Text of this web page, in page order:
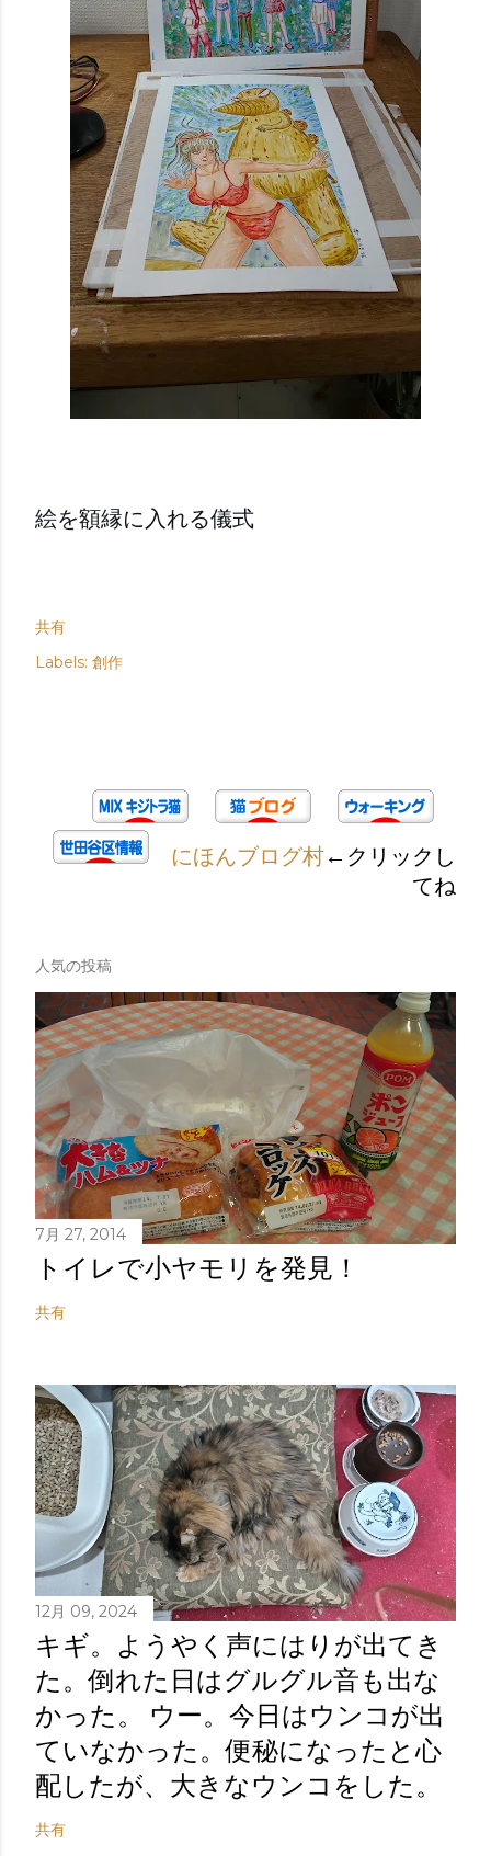
絵を額縁に入れる儀式
共有
Labels: 創作
にほんブログ村←クリックし
てね
人気の投稿
7月 27, 2014
トイレで小ヤモリを発見！
共有
12月 09, 2024
キギ。ようやく声にはりが出てき
た。倒れた日はグルグル音も出な
かった。 ウー。今日はウンコが出
ていなかった。便秘になったと心
配したが、大きなウンコをした。
共有